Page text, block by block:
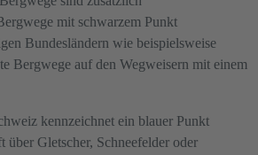
mit schwarzem Punkt
Bundesländern wie beispielsweise
Bergwege auf den Wegweisern mit einem
kennzeichnet ein blauer Punkt
Gletscher, Schneefelder oder